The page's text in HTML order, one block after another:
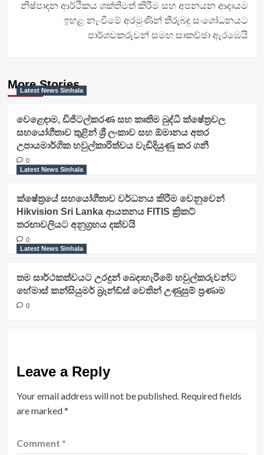
නිෂ්පාදන ආර්ථිකය ශක්තිමත් කිරීම සහ අපනයන ආදායම
ඉහළ නැංවීමේ අරමුණින් තීරුබදු සංශෝධනයට
පාර්ශවකරුවන් සමඟ සාකච්ඡා ඇරඹෙයි
More Stories
Latest News Sinhala
වෙළෙඳාම, ඩිජිටල්කරණ සහ කෘතිම බුද්ධි ක්ෂේත්‍රවල
සහයෝගීතාව තුළින් ශ්‍රී ලංකාව සහ ඕමානය අතර
උපායමාර්ගික හවුල්කාරිත්වය වැඩිදියුණු කර ගනී
0
Latest News Sinhala
ක්ෂේත්‍රයේ සහයෝගීතාව වර්ධනය කිරීම වෙනුවෙන්
Hikvision Sri Lanka ආයතනය FITIS ක්‍රිකට්
තරඟාවලියට අනුග්‍රහය දක්වයි
0
Latest News Sinhala
තම සාර්ථකත්වයට උරදුන් බෙදාහැරීමේ හවුල්කරුවන්ට
හේමාස් කන්සියුමර් බ්‍රෑන්ඩ්ස් වෙතින් උණුසුම් ප්‍රණාම
0
Leave a Reply
Your email address will not be published. Required fields
are marked*
Comment *